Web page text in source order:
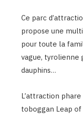
Ce parc
propose une
pour toute la
vague, tyrolienne
dauphins…
L’attraction
toboggan Leap of